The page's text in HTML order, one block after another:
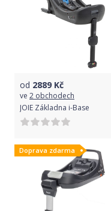
od 2889 Kč
ve 2 obchodech
JOIE Základna i-Base
Doprava zdarma